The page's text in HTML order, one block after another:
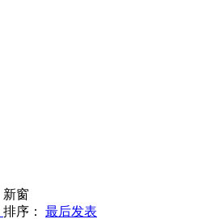
新窗
排序： 最后发表